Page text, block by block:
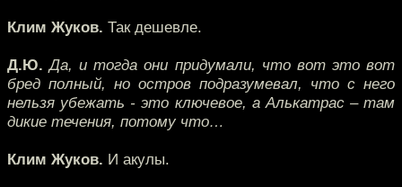
Клим Жуков. Так дешевле.
Д.Ю. Да, и тогда они придумали, что вот это вот
бред полный, но остров подразумевал, что с него
нельзя убежать - это ключевое, а Алькатрас – там
дикие течения, потому что…
Клим Жуков. И акулы.